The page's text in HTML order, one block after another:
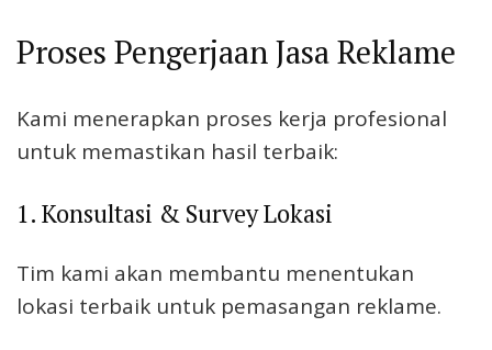
Proses Pengerjaan Jasa Reklame
Kami menerapkan proses kerja profesional
untuk memastikan hasil terbaik:
1. Konsultasi & Survey Lokasi
Tim kami akan membantu menentukan
lokasi terbaik untuk pemasangan reklame.